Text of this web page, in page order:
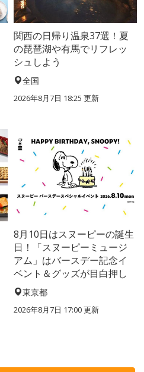
関西の日帰り温泉37選！夏
の琵琶湖や有馬でリフレッ
シュしよう
全国
2026年8月7日 18:25 更新
8月10日はスヌーピーの誕生
日！「スヌーピーミュージ
アム」はバースデー記念イ
ベント＆グッズが目白押し
東京都
2026年8月7日 17:00更新